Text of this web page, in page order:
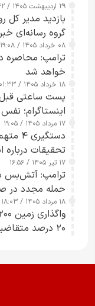
۲۹ اردیبهشت ۱۴۰۵ / ۱۳:۴۲
بازدید مدیر کل
گروه رسانه‌ای
رسانه‌های
۰۸ خرداد ۱۴۰۵ / ۱۹:۰۸
ترامپ: محاصره
خواهد شد
۱۸ خرداد ۱۴۰۵ / ۰۱:۳۳
پست ساعتی قبل
اینستاگرام؛
۱۷ مرداد ۱۴۰۵ / ۱۹:۰۵
تحقیقات درباره
۱۷ تیر ۱۴۰۵ / ۱۶:۵۶
ترامپ: آتش‌بس
حمله مجدد در
۱۸ مرداد ۱۴۰۵ / ۱۸:۰۳
۲۰ درصد متقاضیان زمین گرفتند